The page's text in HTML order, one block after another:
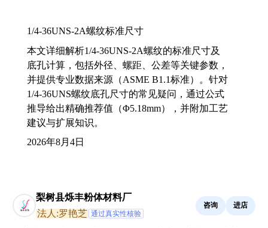
1/4-36UNS-2A螺纹标准尺寸
本文详细解析1/4-36UNS-2A螺纹的标准尺寸及
底孔计算，包括外径、螺距、公差等关键参数，
并提供专业数据来源（ASME B1.1标准）。针对
1/4-36UNS螺纹底孔尺寸的常见疑问，通过公式
推导给出精确推荐值（Φ5.18mm），并附加工艺
建议与扩展知识。
2026年8月4日
梨树县烁丰粉体材料厂
法人:罗艳芝 通过真实性核验
咨询 进店